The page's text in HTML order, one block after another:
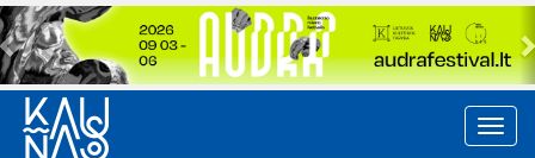
Previous